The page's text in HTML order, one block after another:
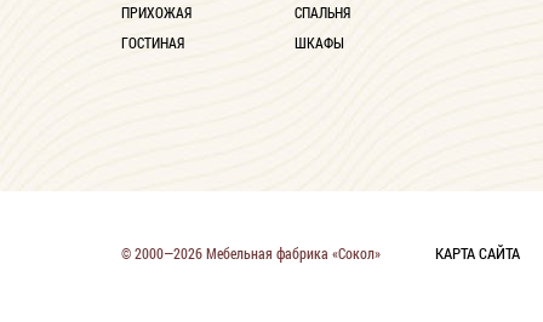
ПРИХОЖАЯ
ГОСТИНАЯ
СПАЛЬНЯ
ШКАФЫ
© 2000—2026 Мебельная фабрика «Сокол» КАРТА САЙТА